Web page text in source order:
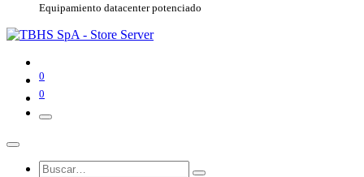
Equipamiento datacenter potenciado
0
0